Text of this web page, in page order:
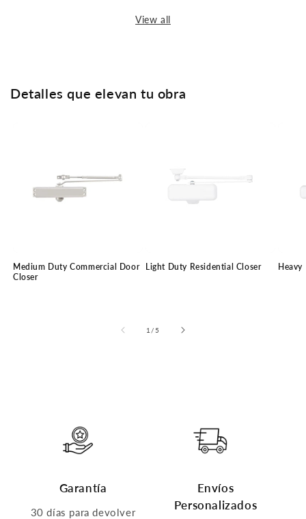
View all
Detalles que elevan tu obra
Medium Duty Commercial Door
Closer
Light Duty Residential Closer
1 /of5
Garantía
30 días para devolver
Envíos
Personalizados